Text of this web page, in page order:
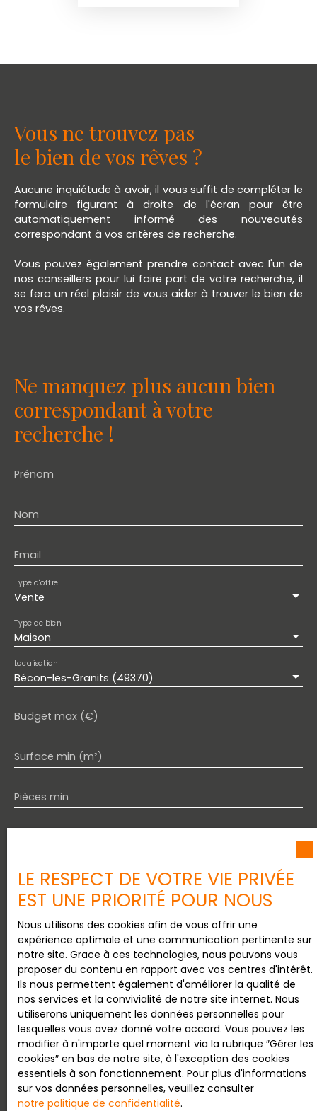
Vous ne trouvez pas
le bien de vos rêves ?
Aucune inquiétude à avoir, il vous suffit de compléter le
formulaire figurant à droite de l'écran pour être
automatiquement informé des nouveautés
correspondant à vos critères de recherche.
Vous pouvez également prendre contact avec l'un de
nos conseillers pour lui faire part de votre recherche, il
se fera un réel plaisir de vous aider à trouver le bien de
vos rêves.
Ne manquez plus aucun bien
correspondant à votre
recherche !
Prénom
Nom
Email
Vente
Type d'offre
Maison
Type de bien
Bécon-les-Granits (49370)
Localisation
Budget max (€)
Surface min (m²)
Pièces min
commerciale par voie téléphonique, vous pouvez
vous inscrire gratuitement sur la liste d'opposition
au démarchage téléphonique, prévu par l'article
L223-1 du code de la consommation, sur le site
Internet www.bloctel.gouv.fr ou par courrier
adressé à :
Société Worldline, Service Bloctel, CS 61311, 41013
BLOIS CEDEX.
Pour en savoir plus sur le traitement de vos
données personnelles, veuillez consulter notre
politique de confidentialité.
LE RESPECT DE VOTRE VIE PRIVÉE
EST UNE PRIORITÉ POUR NOUS
Nous utilisons des cookies afin de vous offrir une
expérience optimale et une communication pertinente sur
notre site. Grace à ces technologies, nous pouvons vous
proposer du contenu en rapport avec vos centres d'intérêt.
Ils nous permettent également d'améliorer la qualité de
nos services et la convivialité de notre site internet. Nous
utiliserons uniquement les données personnelles pour
lesquelles vous avez donné votre accord. Vous pouvez les
modifier à n'importe quel moment via la rubrique ″Gérer les
cookies″ en bas de notre site, à l'exception des cookies
essentiels à son fonctionnement. Pour plus d'informations
sur vos données personnelles, veuillez consulter
notre politique de confidentialité.